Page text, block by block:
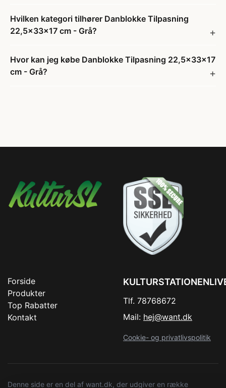
Hvilken kategori tilhører Danblokke Tilpasning
22,5x33x17 cm - Grå?
Hvor kan jeg købe Danblokke Tilpasning 22,5x33x17
cm - Grå?
Forside
Produkter
Top Rabatter
Kontakt
Tlf. 78768672
Mail: hej@want.dk
Cookie- og privatlivspolitik
Denne side er en del af want.dk, der udgiver en række